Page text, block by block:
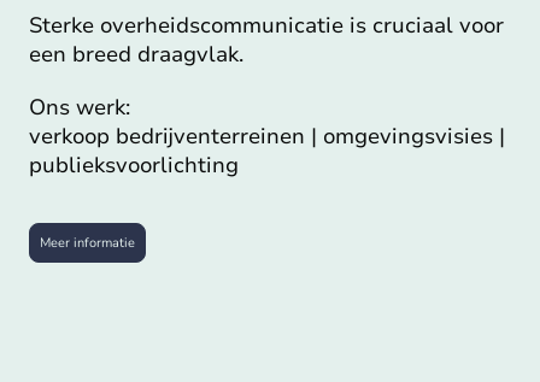
Sterke overheidscommunicatie is cruciaal voor
een breed draagvlak.
Ons werk:
verkoop bedrijventerreinen | omgevingsvisies |
publieksvoorlichting
Meer informatie